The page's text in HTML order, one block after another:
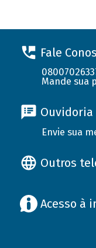
Fale
Mande sua
Ouvidoria
Envie sua
Outros
Acesso à